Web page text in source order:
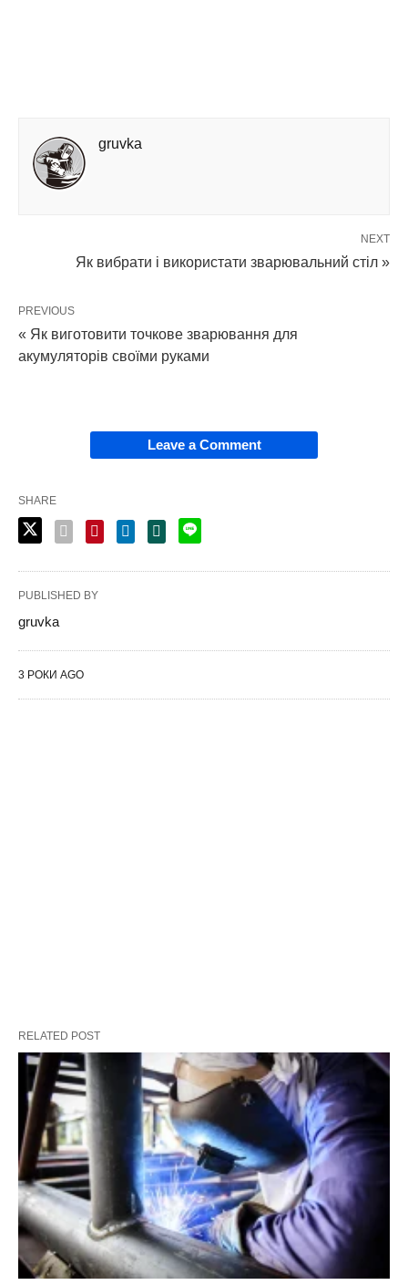
gruvka
NEXT
Як вибрати і використати зварювальний стіл »
PREVIOUS
« Як виготовити точкове зварювання для
акумуляторів своїми руками
Leave a Comment
SHARE
PUBLISHED BY
gruvka
3 РОКИ AGO
RELATED POST